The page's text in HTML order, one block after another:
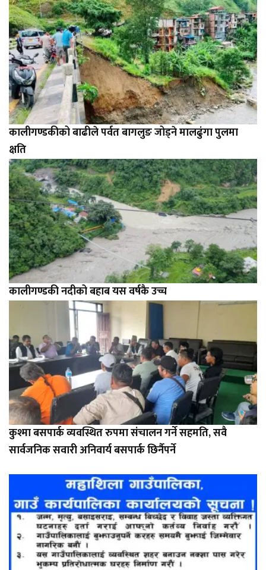
कालीगण्डकीको बाढीले पर्वत बागलुङ जोड्ने मालढुंगा पुलमा
क्षति
कालीगण्डकी नदीको बहाब यस वर्षकै उच्च
कुश्मा बसपार्क व्यवस्थित रुपमा संचालन गर्ने सहमति, सवै
सार्वजनिक सवारी अनिवार्य बसपार्क छिर्नैपर्ने